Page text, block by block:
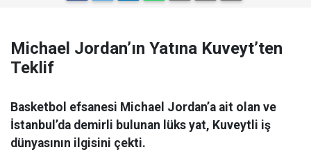
Michael Jordan’ın Yatına Kuveyt’ten
Teklif
Basketbol efsanesi Michael Jordan’a ait olan ve
İstanbul’da demirli bulunan lüks yat, Kuveytli iş
dünyasının ilgisini çekti.